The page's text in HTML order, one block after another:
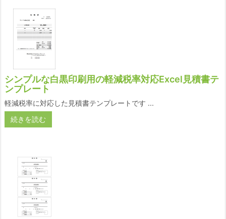
シンプルな白黒印刷用の軽減税率対応Excel見積書テ
ンプレート
軽減税率に対応した見積書テンプレートです ...
続きを読む